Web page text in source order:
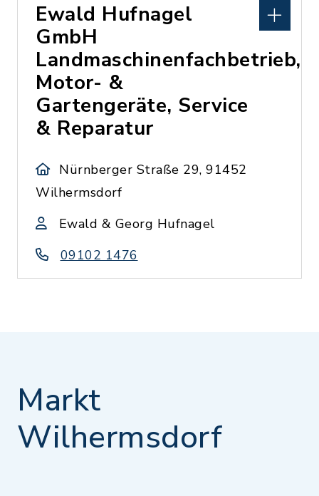
Ewald Hufnagel
GmbH
Landmaschinenfachbetrieb,
Motor- &
Gartengeräte, Service
& Reparatur
Nürnberger Straße 29, 91452
Wilhermsdorf
Ewald & Georg Hufnagel
09102 1476
Markt
Wilhermsdorf